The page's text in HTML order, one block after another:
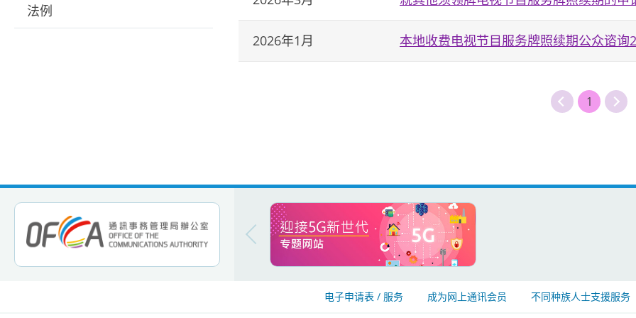
法例
2026年1月 本地收费电视节目服务牌照续期公众谘询
1
电子申请表 / 服务 成为网上通讯会员 不同种族人士支援服务